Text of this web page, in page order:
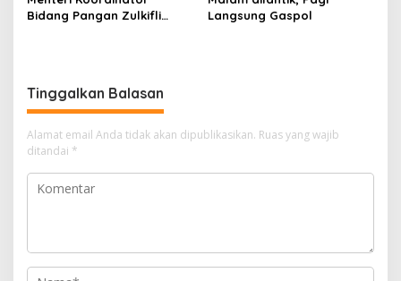
Bidang Pangan Zulkifli
Langsung Gaspol
Tinggalkan Balasan
Alamat email Anda tidak akan dipublikasikan. Ruas yang wajib
ditandai *